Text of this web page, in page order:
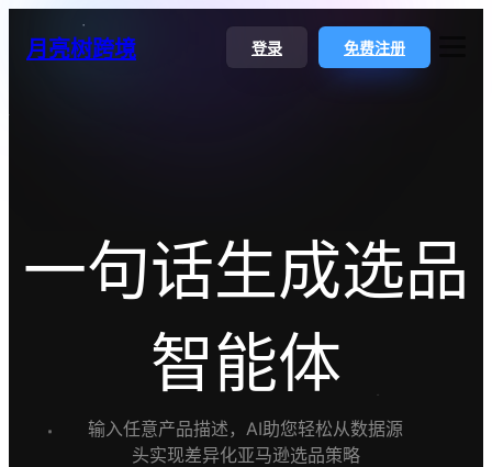
月亮树跨境
AI调价插件
ASIN趋势对比
选类目
登录 免费注册
一句话生成选品
智能体
输入任意产品描述，AI助您轻松从数据源
头实现差异化亚马逊选品策略